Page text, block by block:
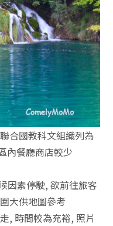
合國教科文組織列為
內餐廳商店較少
因素停駛, 欲前往旅客
大供地圖參考
, 時間較為充裕, 照片